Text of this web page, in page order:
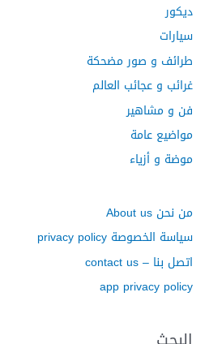
ديكور
سيارات
طرائف و صور مضحكة
غرائب و عجائب العالم
فن و مشاهير
مواضيع عامة
موضة و أزياء
من نحن About us
سياسة الخصوصة privacy policy
اتصل بنا – contact us
app privacy policy